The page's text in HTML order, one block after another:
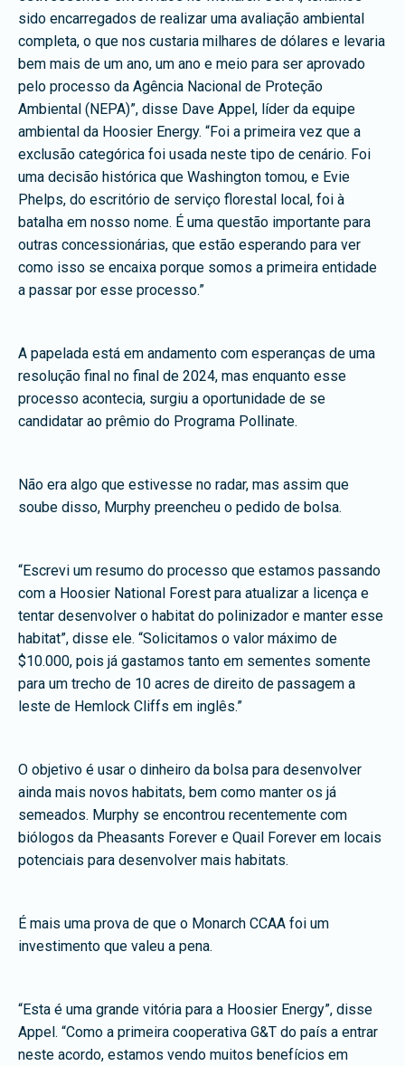
sido encarregados de realizar uma avaliação ambiental
completa, o que nos custaria milhares de dólares e levaria
bem mais de um ano, um ano e meio para ser aprovado
pelo processo da Agência Nacional de Proteção
Ambiental (NEPA)”, disse Dave Appel, líder da equipe
ambiental da Hoosier Energy. “Foi a primeira vez que a
exclusão categórica foi usada neste tipo de cenário. Foi
uma decisão histórica que Washington tomou, e Evie
Phelps, do escritório de serviço florestal local, foi à
batalha em nosso nome. É uma questão importante para
outras concessionárias, que estão esperando para ver
como isso se encaixa porque somos a primeira entidade
a passar por esse processo.”
A papelada está em andamento com esperanças de uma
resolução final no final de 2024, mas enquanto esse
processo acontecia, surgiu a oportunidade de se
candidatar ao prêmio do Programa Pollinate.
Não era algo que estivesse no radar, mas assim que
soube disso, Murphy preencheu o pedido de bolsa.
“Escrevi um resumo do processo que estamos passando
com a Hoosier National Forest para atualizar a licença e
tentar desenvolver o habitat do polinizador e manter esse
habitat”, disse ele. “Solicitamos o valor máximo de
$10.000, pois já gastamos tanto em sementes somente
para um trecho de 10 acres de direito de passagem a
leste de Hemlock Cliffs em inglês.”
O objetivo é usar o dinheiro da bolsa para desenvolver
ainda mais novos habitats, bem como manter os já
semeados. Murphy se encontrou recentemente com
biólogos da Pheasants Forever e Quail Forever em locais
potenciais para desenvolver mais habitats.
É mais uma prova de que o Monarch CCAA foi um
investimento que valeu a pena.
“Esta é uma grande vitória para a Hoosier Energy”, disse
Appel. “Como a primeira cooperativa G&T do país a entrar
neste acordo, estamos vendo muitos benefícios em